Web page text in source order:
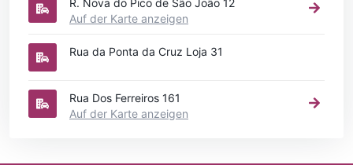
Auf der Karte anzeigen
Rua da Ponta da Cruz Loja 31
Rua Dos Ferreiros 161
Auf der Karte anzeigen